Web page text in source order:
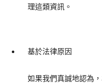
理這類資訊。
基於法律原因
如果我們真誠地認為